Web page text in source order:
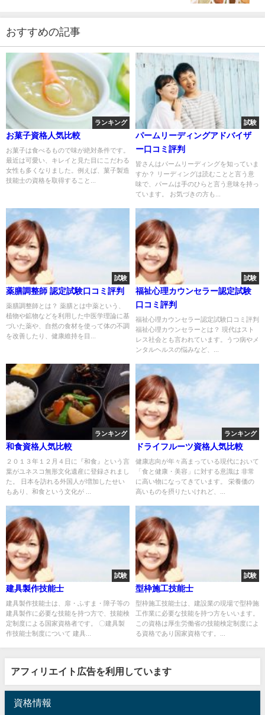
おすすめの記事
ランキング
お菓子資格人気比較
お菓子は食べるもので味が絶対条件です。
最近は可愛い、キレイと見た目にこだわる
女性も多くなりました。例えば、菓子製造
技能士の資格を取得すること...
試験
パームリーディングアドバイザ
ー口コミ評判
皆さんはパームリーディングを知っていま
すか？ リーディングは読むことと言う意
味で、パームは手のひらと言う意味を持っ
ています。 お気づきの方も...
試験
薬膳調整師 認定試験口コミ評判
薬膳調整師とは？ 薬膳とは中薬という、
植物や鉱物などを利用した中医学理論に基
づいた薬や、自然の食材を使って体の不調
を改善したり、健康維持を目...
試験
福祉心理カウンセラー認定試験
口コミ評判
福祉心理カウンセラー認定試験口コミ評判
福祉心理カウンセラーとは？ 現代はスト
レス社会とも言われています。うつ病やメ
ンタルヘルスの悩みなど、...
ランキング
和食資格人気比較
２０１３年１２月４日に『和食』という言
葉がユネスコ無形文化遺産に登録されまし
た。 日本を訪れる外国人が増加したせい
もあり、和食という文化が ...
ランキング
ドライフルーツ資格人気比較
健康志向が年々高まっている現代において
「食と健康・美容」に対する意識は 非常
に高い物になってきています。 栄養価の
高いものを摂りたいけれど、...
試験
建具製作技能士
建具製作技能士は、扉・ふすま・障子等の
建具製作に必要な技能を持つ方で、技能検
定制度による国家資格者です。 〇建具製
作技能士制度について 建具...
試験
型枠施工技能士
型枠施工技能士は、建設業の現場で型枠施
工作業に必要な技能を持つ方をいいます。
この資格は厚生労働省の技能検定制度によ
る資格であり国家資格です。...
アフィリエイト広告を利用しています
資格情報